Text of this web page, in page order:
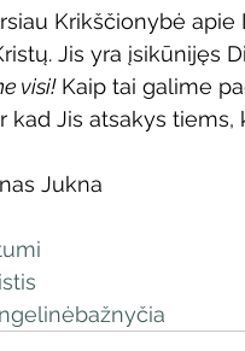
Krikščionybė
Jis yra įsikūnijęs
visi! Kaip tai galime
kad Jis atsakys tiems,
Jukna